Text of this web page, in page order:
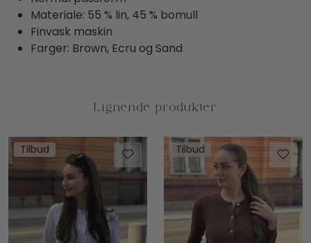
Materiale: 55 % lin, 45 % bomull
Finvask maskin
Farger: Brown, Ecru og Sand
Tilbud Tilbud